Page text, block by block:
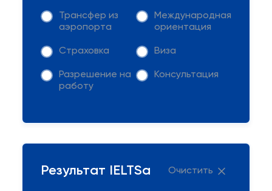
Трансфер из
аэропорта
Международная
ориентация
Страховка Виза
Разрешение на
работу
Консультация
Результат IELTSа Очистить